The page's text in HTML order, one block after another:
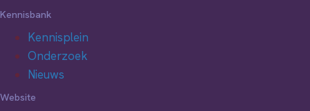
Kennisbank
Kennisplein
Onderzoek
Nieuws
Website